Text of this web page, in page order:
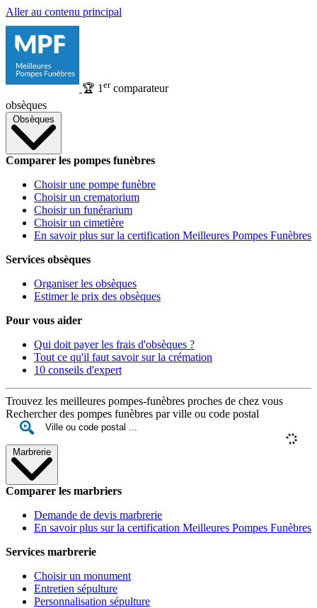
Aller au contenu principal
🏆 1 ercomparateur
obsèques
Obsèques
Comparer les pompes funèbres
Choisir une pompe funèbre
Choisir un crematorium
Choisir un funérarium
Choisir un cimetière
En savoir plus sur la certification Meilleures Pompes Funèbres
Services obsèques
Organiser les obsèques
Estimer le prix des obsèques
Pour vous aider
Qui doit payer les frais d'obsèques ?
Tout ce qu'il faut savoir sur la crémation
10 conseils d'expert
Trouvez les meilleures pompes-funèbres proches de chez vous
Rechercher des pompes funèbres par ville ou code postal
Marbrerie
Comparer les marbriers
Demande de devis marbrerie
En savoir plus sur la certification Meilleures Pompes Funèbres
Services marbrerie
Choisir un monument
Entretien sépulture
Personnalisation sépulture